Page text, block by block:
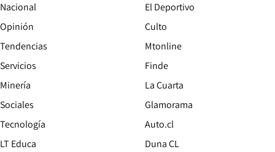
Nacional
Opinión
Tendencias
Servicios
Minería
Sociales
Tecnología
LT Educa
El Deportivo
Culto
Mtonline
Finde
La Cuarta
Glamorama
Auto.clOpens in new window
Duna CLOpens in new window